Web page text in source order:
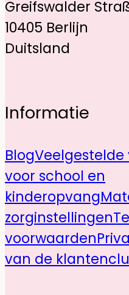
Greifswalder
10405 Berlijn
Duitsland
Informatie
BlogVeelgestelde
voor school en
kinderopvang
zorginstellingen
voorwaarden
van de